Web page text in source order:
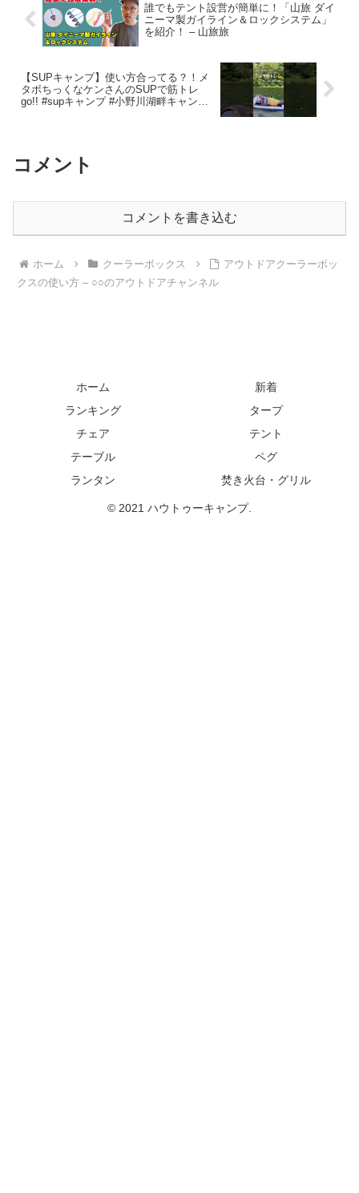
誰でもテント設営が簡単に！「山旅 ダイ
ニーマ製ガイライン＆ロックシステム」
を紹介！ – 山旅旅
【SUPキャンプ】使い方合ってる？！メ
タボちっくなケンさんのSUPで筋トレ
go!! #supキャンプ #小野川湖畔キャンプ
コメント
コメントを書き込む
ホーム クーラーボックス
アウトドアクーラーボッ
クスの使い方 – ○○のアウトドアチャンネル
ホーム
新着
ランキング
タープ
チェア
テント
テーブル
ペグ
ランタン
焚き火台・グリル
© 2021 ハウトゥーキャンプ.